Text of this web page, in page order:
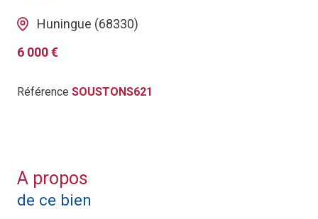
Huningue (68330)
6 000 €
Référence SOUSTONS621
A propos
de ce bien